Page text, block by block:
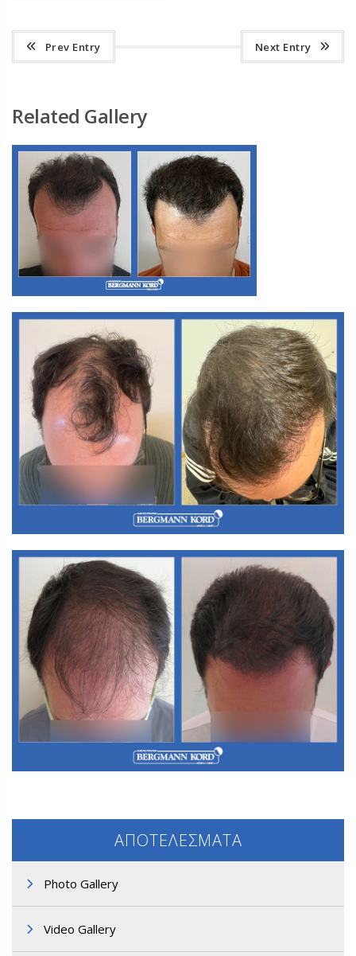
Prev Entry Next Entry
Related Gallery
Α3. Μεταμόσχευση Μαλλιών FUT
Α3. Μεταμόσχευση Μαλλιών FUT
ΑΠΟΤΕΛΕΣΜΑΤΑ
Photo Gallery
Video Gallery